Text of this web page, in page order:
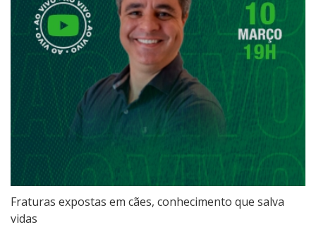
Fraturas expostas em cães, conhecimento que salva
vidas